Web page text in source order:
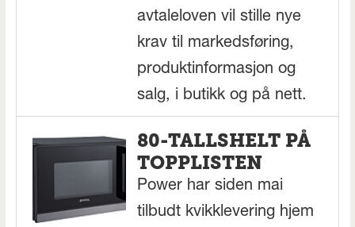
avtaleloven vil stille nye
krav til markedsføring,
produktinformasjon og
salg, i butikk og på nett.
80-TALLSHELT PÅ
TOPPLISTEN
Power har siden mai
tilbudt kvikklevering hjem